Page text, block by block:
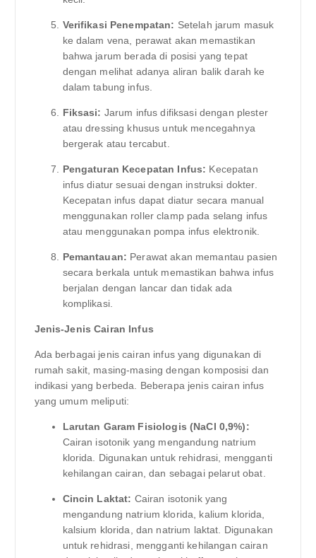
Verifikasi Penempatan: Setelah jarum masuk
ke dalam vena, perawat akan memastikan
bahwa jarum berada di posisi yang tepat
dengan melihat adanya aliran balik darah ke
dalam tabung infus.
Fiksasi: Jarum infus difiksasi dengan plester
atau dressing khusus untuk mencegahnya
bergerak atau tercabut.
Pengaturan Kecepatan Infus: Kecepatan
infus diatur sesuai dengan instruksi dokter.
Kecepatan infus dapat diatur secara manual
menggunakan roller clamp pada selang infus
atau menggunakan pompa infus elektronik.
Pemantauan: Perawat akan memantau pasien
secara berkala untuk memastikan bahwa infus
berjalan dengan lancar dan tidak ada
komplikasi.
Jenis-Jenis Cairan Infus
Ada berbagai jenis cairan infus yang digunakan di
rumah sakit, masing-masing dengan komposisi dan
indikasi yang berbeda. Beberapa jenis cairan infus
yang umum meliputi:
Larutan Garam Fisiologis (NaCl 0,9%):
Cairan isotonik yang mengandung natrium
klorida. Digunakan untuk rehidrasi, mengganti
kehilangan cairan, dan sebagai pelarut obat.
Cincin Laktat: Cairan isotonik yang
mengandung natrium klorida, kalium klorida,
kalsium klorida, dan natrium laktat. Digunakan
untuk rehidrasi, mengganti kehilangan cairan